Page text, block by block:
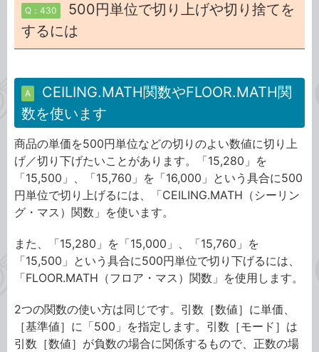
Q：430
500円単位で切り上げや切り捨てを
するには
A
CEILING.MATH関数やFLOOR.MATH関
数を使います
商品の単価を500円単位などの切りのよい数値に切り上
げ／切り下げたいことがあります。「15,280」を
「15,500」、「15,760」を「16,000」という具合に500
円単位で切り上げるには、「CEILING.MATH（シーリン
グ・マス）関数」を使います。
また、「15,280」を「15,000」、「15,760」を
「15,500」という具合に500円単位で切り下げるには、
「FLOOR.MATH（フロア・マス）関数」を使用します。
2つの関数の使い方は同じです。引数［数値］に単価、
［基準値］に「500」を指定します。引数［モード］は
引数［数値］が負数の場合に関係するもので、正数の場